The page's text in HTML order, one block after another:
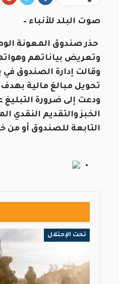
صوت البلد للأنباء –
حذر صندوق المعونة
وتعريض بياناتهم
وقالت إدارة الصندوق
تحويل مبالغ مالية
ودعت إلى ضرورة
الخبز والتقديم النقدي
التابعة للصندوق أو من
تحت الإحتلال